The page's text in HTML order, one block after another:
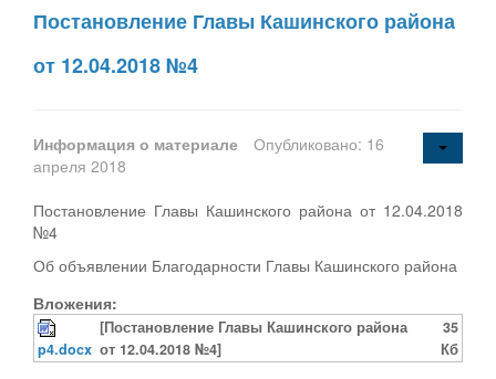
Постановление Главы Кашинского района
от 12.04.2018 №4
Информация о материале
Опубликовано: 16
апреля 2018
Постановление Главы Кашинского района от 12.04.2018
№4
Об объявлении Благодарности Главы Кашинского района
Вложения:
p4.docx
[Постановление Главы Кашинского района
от 12.04.2018 №4]
35
Кб